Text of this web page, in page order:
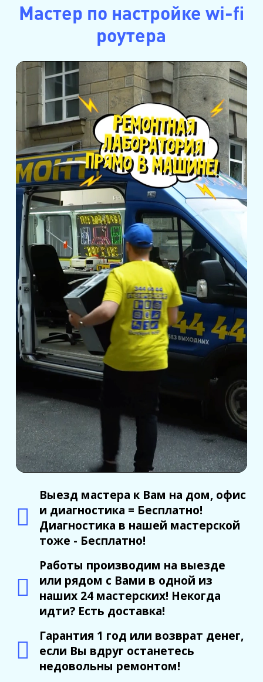
Мастер по настройке wi-fi
роутера
Выезд мастера к Вам на дом, офис
и диагностика = Бесплатно!
Диагностика в нашей мастерской
тоже - Бесплатно!
Работы производим на выезде
или рядом с Вами в одной из
наших 24 мастерских! Некогда
идти? Есть доставка!
Гарантия 1 год или возврат денег,
если Вы вдруг останетесь
недовольны ремонтом!